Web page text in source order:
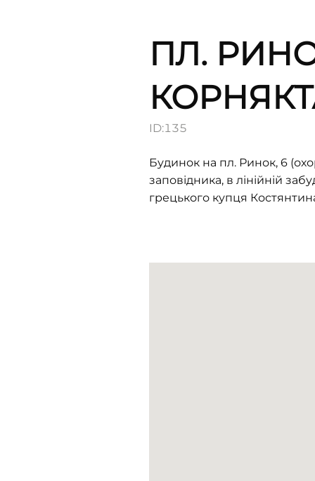
ПЛ.
ID:135
Будинок на пл. Ринок, 6
заповідника, в лінійній
грецького купця